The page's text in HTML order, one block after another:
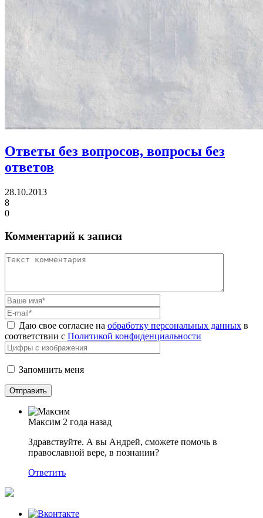
Ответы без вопросов, вопросы без
ответов
28.10.2013
8
0
Комментарий к записи
Даю свое согласие на обработку персональных данных в
соответствии с Политикой конфиденциальности
Запомнить меня
Максим 2 года назад
Здравствуйте. А вы Андрей, сможете помочь в
православной вере, в познании?
Ответить